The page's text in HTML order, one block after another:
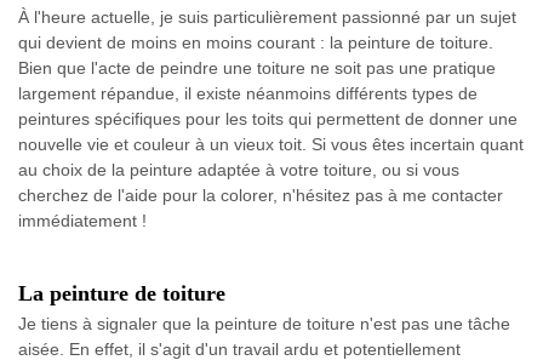
À l'heure actuelle, je suis particulièrement passionné par un sujet
qui devient de moins en moins courant : la peinture de toiture.
Bien que l'acte de peindre une toiture ne soit pas une pratique
largement répandue, il existe néanmoins différents types de
peintures spécifiques pour les toits qui permettent de donner une
nouvelle vie et couleur à un vieux toit. Si vous êtes incertain quant
au choix de la peinture adaptée à votre toiture, ou si vous
cherchez de l'aide pour la colorer, n'hésitez pas à me contacter
immédiatement !
La peinture de toiture
Je tiens à signaler que la peinture de toiture n'est pas une tâche
aisée. En effet, il s'agit d'un travail ardu et potentiellement